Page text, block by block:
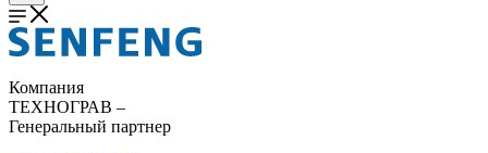
Компания
ТЕХНОГРАВ –
Генеральный партнер